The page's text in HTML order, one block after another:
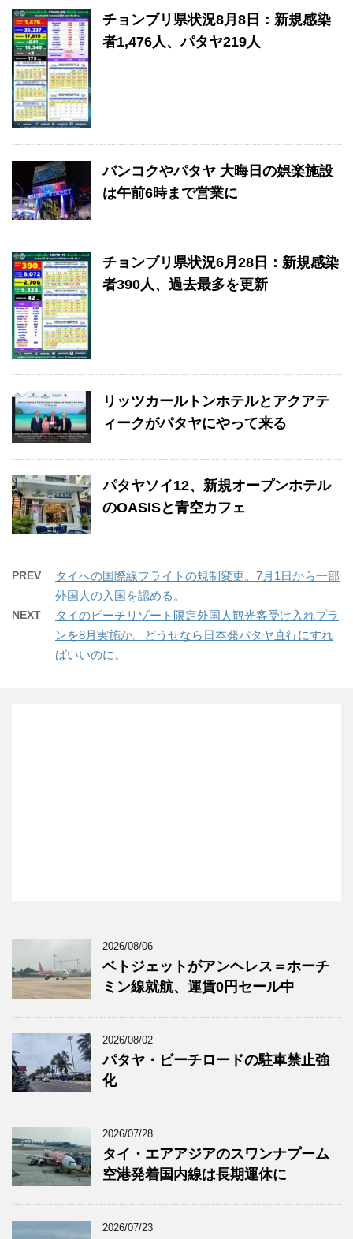
チョンブリ県状況8月8日：新規感染
者1,476人、パタヤ219人
バンコクやパタヤ 大晦日の娯楽施設
は午前6時まで営業に
チョンブリ県状況6月28日：新規感染
者390人、過去最多を更新
リッツカールトンホテルとアクアテ
ィークがパタヤにやって来る
パタヤソイ12、新規オープンホテル
のOASISと青空カフェ
PREV
タイへの国際線フライトの規制変更。7月1日から一部
外国人の入国を認める。
NEXT
タイのビーチリゾート限定外国人観光客受け入れプラ
ンを8月実施か。どうせなら日本発パタヤ直行にすれ
ばいいのに。
2026/08/06
ベトジェットがアンヘレス＝ホーチ
ミン線就航、運賃0円セール中
2026/08/02
パタヤ・ビーチロードの駐車禁止強
化
2026/07/28
タイ・エアアジアのスワンナプーム
空港発着国内線は長期運休に
2026/07/23